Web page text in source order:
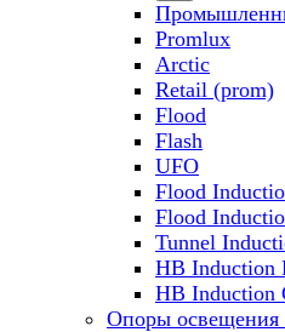
Promlux
Arctic
Retail (prom)
Flood
Flash
UFO
Flood
Flood
Tunnel
HB Induction
HB Induction
Опоры освещения